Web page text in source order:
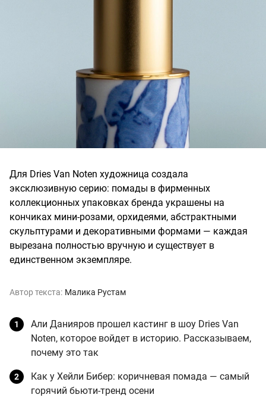
Для Dries Van Noten художница создала
эксклюзивную серию: помады в фирменных
коллекционных упаковках бренда украшены на
кончиках мини-розами, орхидеями, абстрактными
скульптурами и декоративными формами — каждая
вырезана полностью вручную и существует в
единственном экземпляре.
Автор текста: Малика Рустам
Али Данияров прошел кастинг в шоу Dries Van
Noten, которое войдет в историю. Рассказываем,
почему это так
Как у Хейли Бибер: коричневая помада — самый
горячий бьюти-тренд осени